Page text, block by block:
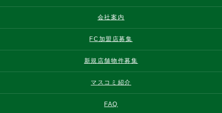
会社案内
FC加盟店募集
新規店舗物件募集
マスコミ紹介
FAQ